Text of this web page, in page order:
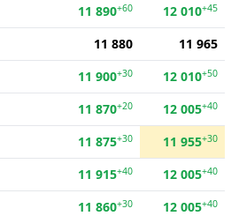
11 890+60 12 010+45
11 880
11 965
11 900+30 12 010+50
11 870+20 12 005+40
11 875+30 11 955+30
11 915+40 12 005+40
11 860+30 12 005+40